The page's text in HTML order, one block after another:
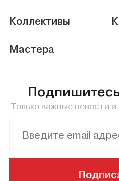
Коллективы
Мастера
Только важные новости